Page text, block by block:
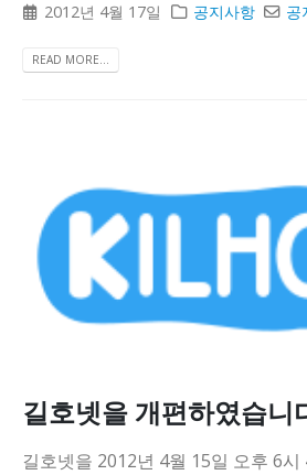
2012년 4월 17일 공지사항 공
READ MORE...
길호넷을 개편하였습니
길호넷을 2012년 4월 15일 오후 6